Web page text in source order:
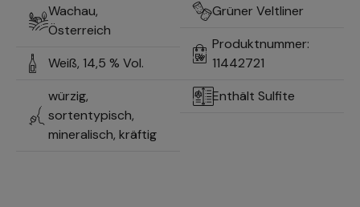
Wachau,
Österreich
Weiß, 14,5 % Vol.
würzig,
sortentypisch,
mineralisch, kräftig
Grüner Veltliner
Produktnummer:
11442721
Enthält Sulfite